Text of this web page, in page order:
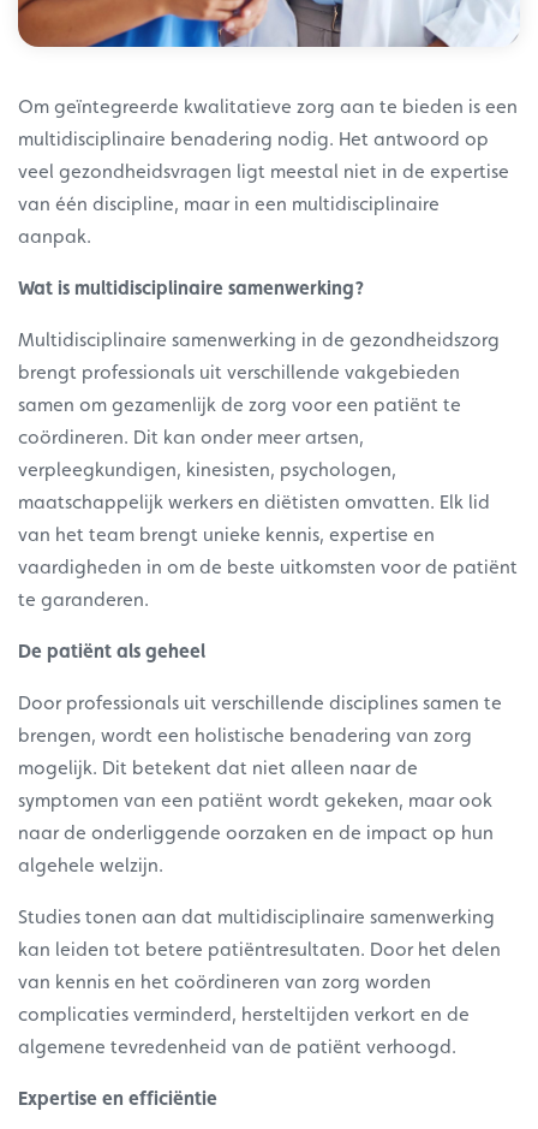
Om geïntegreerde kwalitatieve zorg aan te bieden is een
multidisciplinaire benadering nodig. Het antwoord op
veel gezondheidsvragen ligt meestal niet in de expertise
van één discipline, maar in een multidisciplinaire
aanpak.
Wat is multidisciplinaire samenwerking?
Multidisciplinaire samenwerking in de gezondheidszorg
brengt professionals uit verschillende vakgebieden
samen om gezamenlijk de zorg voor een patiënt te
coördineren. Dit kan onder meer artsen,
verpleegkundigen, kinesisten, psychologen,
maatschappelijk werkers en diëtisten omvatten. Elk lid
van het team brengt unieke kennis, expertise en
vaardigheden in om de beste uitkomsten voor de patiënt
te garanderen.
De patiënt als geheel
Door professionals uit verschillende disciplines samen te
brengen, wordt een holistische benadering van zorg
mogelijk. Dit betekent dat niet alleen naar de
symptomen van een patiënt wordt gekeken, maar ook
naar de onderliggende oorzaken en de impact op hun
algehele welzijn.
Studies tonen aan dat multidisciplinaire samenwerking
kan leiden tot betere patiëntresultaten. Door het delen
van kennis en het coördineren van zorg worden
complicaties verminderd, hersteltijden verkort en de
algemene tevredenheid van de patiënt verhoogd.
Expertise en efficiëntie